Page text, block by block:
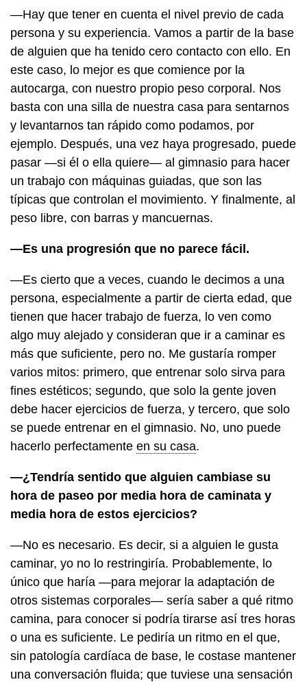
—Hay que tener en cuenta el nivel previo de cada
persona y su experiencia. Vamos a partir de la base
de alguien que ha tenido cero contacto con ello. En
este caso, lo mejor es que comience por la
autocarga, con nuestro propio peso corporal. Nos
basta con una silla de nuestra casa para sentarnos
y levantarnos tan rápido como podamos, por
ejemplo. Después, una vez haya progresado, puede
pasar —si él o ella quiere— al gimnasio para hacer
un trabajo con máquinas guiadas, que son las
típicas que controlan el movimiento. Y finalmente, al
peso libre, con barras y mancuernas.
—Es una progresión que no parece fácil.
—Es cierto que a veces, cuando le decimos a una
persona, especialmente a partir de cierta edad, que
tienen que hacer trabajo de fuerza, lo ven como
algo muy alejado y consideran que ir a caminar es
más que suficiente, pero no. Me gustaría romper
varios mitos: primero, que entrenar solo sirva para
fines estéticos; segundo, que solo la gente joven
debe hacer ejercicios de fuerza, y tercero, que solo
se puede entrenar en el gimnasio. No, uno puede
hacerlo perfectamente en su casa.
—¿Tendría sentido que alguien cambiase su
hora de paseo por media hora de caminata y
media hora de estos ejercicios?
—No es necesario. Es decir, si a alguien le gusta
caminar, yo no lo restringiría. Probablemente, lo
único que haría —para mejorar la adaptación de
otros sistemas corporales— sería saber a qué ritmo
camina, para conocer si podría tirarse así tres horas
o una es suficiente. Le pediría un ritmo en el que,
sin patología cardíaca de base, le costase mantener
una conversación fluida; que tuviese una sensación